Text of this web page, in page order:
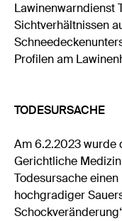
Lawinenwarndienst
Sichtverhältnissen
Profilen am
TODESURSACHE
Am 6.2.2023 wurde
Gerichtliche
Todesursache
hochgradiger